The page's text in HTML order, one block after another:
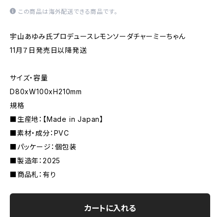
この商品は海外配送できる商品です。
宇山あゆみ氏プロデュースレモンソーダチャーミーちゃん
11月７日発売日以降発送
サイズ・容量
D80xW100xH210mm
規格
■生産地：【Made in Japan】
■素材・成分：PVC
■パッケージ：個包装
■製造年：2025
■商品札：有り
カートに入れる